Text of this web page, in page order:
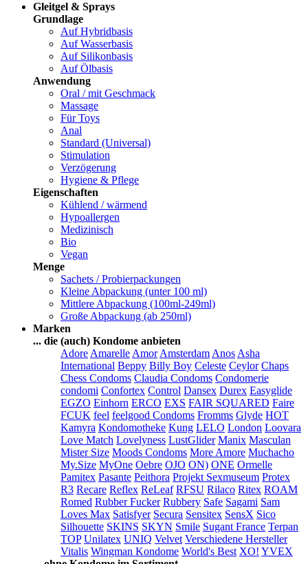
Gleitgel & Sprays
Grundlage
Auf Hybridbasis
Auf Wasserbasis
Auf Silikonbasis
Auf Ölbasis
Anwendung
Oral / mit Geschmack
Massage
Für Toys
Anal
Standard (Universal)
Stimulation
Verzögerung
Hygiene & Pflege
Eigenschaften
Kühlend / wärmend
Hypoallergen
Medizinisch
Bio
Vegan
Menge
Sachets / Probierpackungen
Kleine Abpackung (unter 100 ml)
Mittlere Abpackung (100ml-249ml)
Große Abpackung (ab 250ml)
Marken
... die (auch) Kondome anbieten
Adore Amarelle Amor Amsterdam Anos Asha
International Beppy Billy Boy Celeste Ceylor Chaps
Chess Condoms Claudia Condoms Condomerie
condomi Confortex Control Dansex Durex Easyglide
EGZO Einhorn ERCO EXS FAIR SQUARED Faire
FCUK feel feelgood Condoms Fromms Glyde HOT
Kamyra Kondomotheke Kung LELO London Loovara
Love Match Lovelyness LustGlider Manix Masculan
Mister Size Moods Condoms More Amore Muchacho
My.Size MyOne Oebre OJO ON) ONE Ormelle
Pamitex Pasante Peithora Projekt Sexmuseum Protex
R3 Recare Reflex ReLeaf RFSU Rilaco Ritex ROAM
Romed Rubber Fucker Rubbery Safe Sagami Sam
Loves Max Satisfyer Secura Sensitex SensX Sico
Silhouette SKINS SKYN Smile Sugant France Terpan
TOP Unilatex UNIQ Velvet Verschiedene Hersteller
Vitalis Wingman Kondome World's Best XO! YVEX